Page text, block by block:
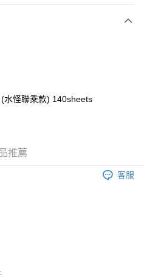
個工作天送達
水怪聯乘款) 140sheets
推薦
客服